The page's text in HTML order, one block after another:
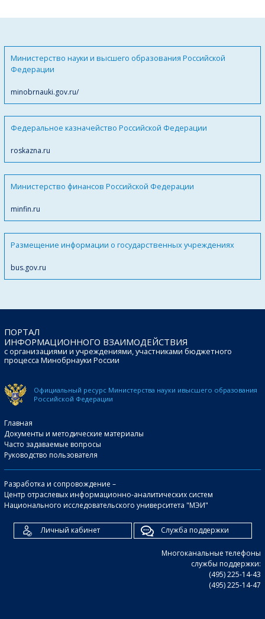
Министерство науки и высшего образования Российской
Федерации
minobrnauki.gov.ru/
Федеральное казначейство Российской Федерации
roskazna.ru
Министерство финансов Российской Федерации
minfin.ru
Размещение информации о государственных учреждениях
bus.gov.ru
ПОРТАЛ
ИНФОРМАЦИОННОГО ВЗАИМОДЕЙСТВИЯ
с организациями и учреждениями, участниками бюджетного
процесса Минобрнауки России
Официальный ресурс Министерства науки ивысшего образования
Российской Федерации
Главная
Документы и методические материалы
Часто задаваемые вопросы
Руководство пользователя
Разработка и сопровождение –
Центр отраслевых информационно-аналитических систем
Национального исследовательского университета "МЭИ"
Личный кабинет Служба поддержки
Многоканальные телефоны
службы поддержки:
(495) 225-14-43
(495) 225-14-47